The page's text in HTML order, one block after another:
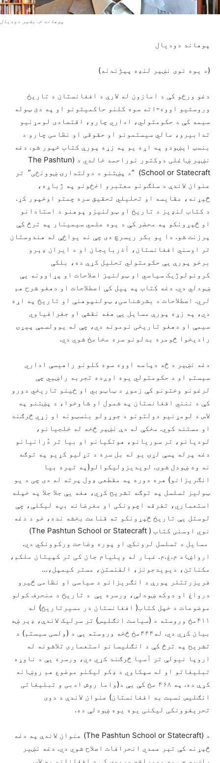
پوهاند م. بشیر دودیال
پوهاند دودیال
(د یوه نوی نښېر لنډه پېژندنه)
دغو ورځو کې د امازون له لارې د افغانستان د تاریخ
وروستیو اووه-اته سوه کلنو حاکمیتونو او په دئ ټوله
سیمه کې د حکومتولي، اداري چارو، اقتصادی لومړنیو
تدابیرو، مالي سیستمونو او حقوقی او نظامی چارو د
بنسټ ایښودو په اړه یو په زړه پورې کتاب خپور شو. دغه
نښېر ښاغلی دوکتور نوراحمد خالدي د (The Pashtun
School or Statecraft) “د پښتنو د دولتدارۍ ښوونځی” تر
عنوان لاندې د سلګونو معتبرو اخځونو په ژباړه،
څیړنه، مقایسه او تحلیلي تحقیق سره چمتو اوخپور کړ.
د کتاب لنډیز د تاریخ او ټولنیزو پوهنو د استادانو
او څېړونکو په محضر کې د یوه علمي سیمینار په ترڅ کې
پرزنت شو. دا یو بکر ریسرچ دی چې نه یواځې له هندوستان
تر اوسني افغانستان، آذربایجان او د ایران ډېرو
برخو پورې یې حکومتولي تحلیل کړې ده، بلکې
کرونولوژیک سیاسي او ټولنیز اصلاحات او پړاوونه یې
ښودلي دي. دغه کتاب په پیل کې اصطلاحات او دهغو شرح هم
لري. اصطلاحات د بشرشناسی، ټولنپوهنې او تاریخ په اړه
دي، په زړه پورې مسایل یې هغه نقشې او جغرافیاوي
سیمې او دهغو تاریخی نومونه دي، چې له یوولسمې پیړۍ
رادیخوا څومره بدلونو سره مخامخ شوي دي.
دغه نښېر د څه دپاسه اووه سوه کلونو راهیسې اداري
سیستم او د حکومتولي یوه اوږده تجربه راښيي چې
لرغونو وختونو کې زموږ د ټاټوبي او ځینو تاریخي دورو
کې د ننني افغانستان په شمول او شاوخوا، د پښتنو په
لاس د لومړنیو دولتونو د جوړولو بنسټونه او زړي څرګند
او مستند کوي. مخکې له دې نښېر څخه له خلجیانو،
لودیانو، تر سوریانو، هوتکیانو او بیا تر دُرانیانو
دغه پرله پسې لړۍ یو له بل سره د تړلیو کړیو په توګه
نه وه ښودل شوی. لویدیزولیکوالو(په تېره بیا
انګریزانو) هره دوره په مقطعی ډول پرته له دی چی د یو
ټولیز تسلسل په توګه تشریح کړي، هغه یې جلا جلا په خپله
استعماري، تفرقه اچوونکی او مغرضانه بڼه لیکلې، چې
لوستل یې تاریخ څېړونکو ته قناعت بخشه نده، خو د دغه
نوي اوسنی کتاب ( The Pashtun School or Statecraft)
مسایل د تسلسل لرونکي او پوره وضاحت ورکوونکي دي.
ارواښاد م.غ.م. غبار له ویلیام جان کی تر کپیتان ملکم،
مکناتن، دیویدجونز، الفنستن، مستر کیمپل،…
فریزرتتلر پورې د انګریزانو د سیاسی او نظامی څیرو
درواغ او دوکه ښودلې، ورسره یې د تاریخ د منحرف کولو
موضوعات د خپل کتاب( افغانستان در مسیرتاریخ) له
۴۱۱مخ وروسته د (سیاست انګلیس) تر سرلیک لاندې، ډېر ښه
بیان کړي دي. له۴۴۴مخ څخه وروسته یې د (ولسی سیستم) د
تشریح په ترڅ کې د انګلیسانو استعماری تلاشونه له
اروپا نیولې تر آسیا څرګند کړي دي، ورسره یې د ناوړه
تبلیغاتو او له سپکاوي د ډکو لیکنو موضوع هم روښانه
کړې ده. په ۴۶۸ مخ کې یې د(واما روش ادبی و تبلیغاتی
انګلیس نسبت به افغانستان) عنوان لاندې د دوی
تحریفوونکی لیکنی یوه یوه ښودلې ده.
د (The Pashtun School or Statecraft) عنوان لاندې په دغه
څېړنه کې تېر عمدي انحرافات اصلاح شوي دي. دغه نښیر
راښيي چې په یوپراخه وربوی کې د افغانانو په لاس